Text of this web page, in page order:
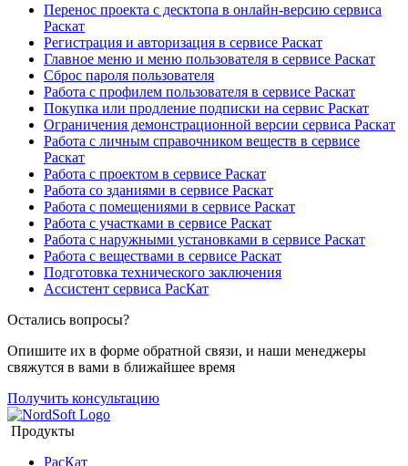
Перенос проекта с десктопа в онлайн-версию сервиса
Раскат
Регистрация и авторизация в сервисе Раскат
Главное меню и меню пользователя в сервисе Раскат
Сброс пароля пользователя
Работа с профилем пользователя в сервисе Раскат
Покупка или продление подписки на сервис Раскат
Ограничения демонстрационной версии сервиса Раскат
Работа с личным справочником веществ в сервисе
Раскат
Работа с проектом в сервисе Раскат
Работа со зданиями в сервисе Раскат
Работа с помещениями в сервисе Раскат
Работа с участками в сервисе Раскат
Работа с наружными установками в сервисе Раскат
Работа с веществами в сервисе Раскат
Подготовка технического заключения
Ассистент сервиса РасКат
Остались вопросы?
Опишите их в форме обратной связи, и наши менеджеры
свяжутся в вами в ближайшее время
Получить консультацию
Продукты
РасКат